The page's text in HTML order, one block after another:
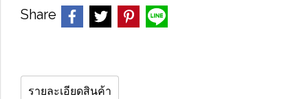
Share
รายละเอียดสินค้า